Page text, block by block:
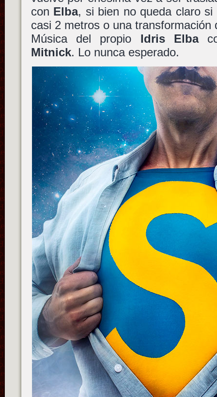
con Elba, si bien no queda claro
casi 2 metros o una
Música del propio Idris Elba
Mitnick. Lo nunca esperado.